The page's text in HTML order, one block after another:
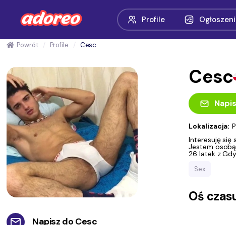
Profile
Powrót Profile Cesc
Napisz do Cesc
Cesc
Lokalizacja:
Interesuję się
Jestem
26 latek z
Sex
Oś